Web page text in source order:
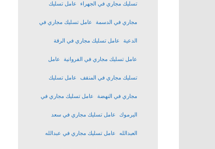
تسليك مجاري في الجهراء عامل تسليك
مجاري في الدسمة عامل تسليك مجاري في
الدعية عامل تسليك مجاري في الرقة
عامل تسليك مجاري في الفروانية عامل
تسليك مجاري في المنقف عامل تسليك
مجاري في النهضة عامل تسليك مجاري في
اليرموك عامل تسليك مجاري في سعد
العبدالله عامل تسليك مجاري في عبدالله